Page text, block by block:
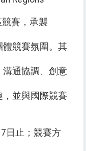
競賽，承襲
競賽氛圍。其
通協調、創意
並與國際競賽
日止；競賽方